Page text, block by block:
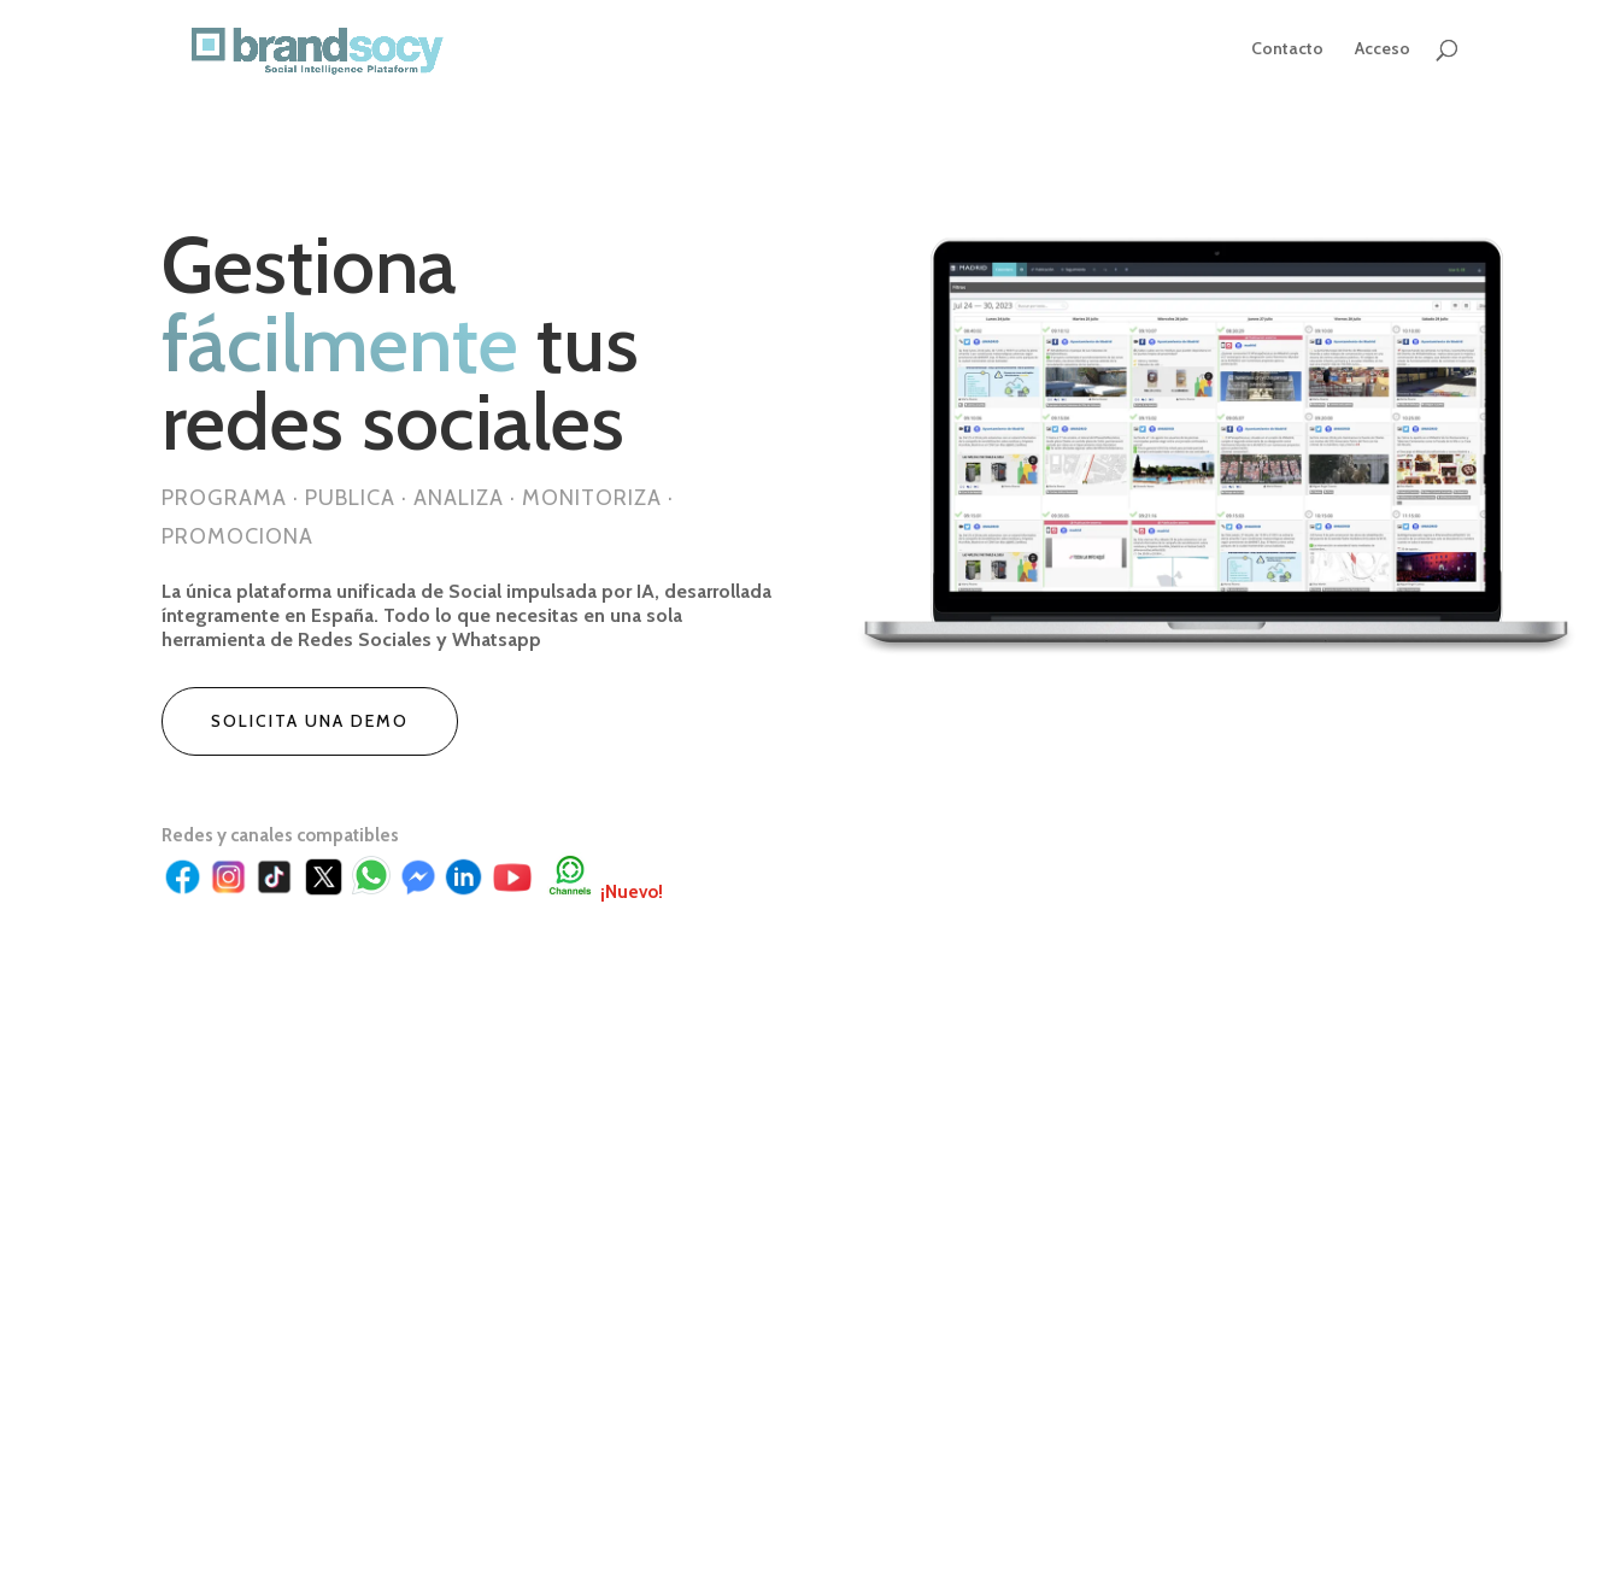
Contacto Acceso
Gestiona
fácilmente tus
redes sociales
PROGRAMA · PUBLICA · ANALIZA · MONITORIZA ·
PROMOCIONA
La única plataforma unificada de Social impulsada por IA, desarrollada
íntegramente en España. Todo lo que necesitas en una sola
herramienta de Redes Sociales y Whatsapp
SOLICITA UNA DEMO
Redes y canales compatibles
¡Nuevo!